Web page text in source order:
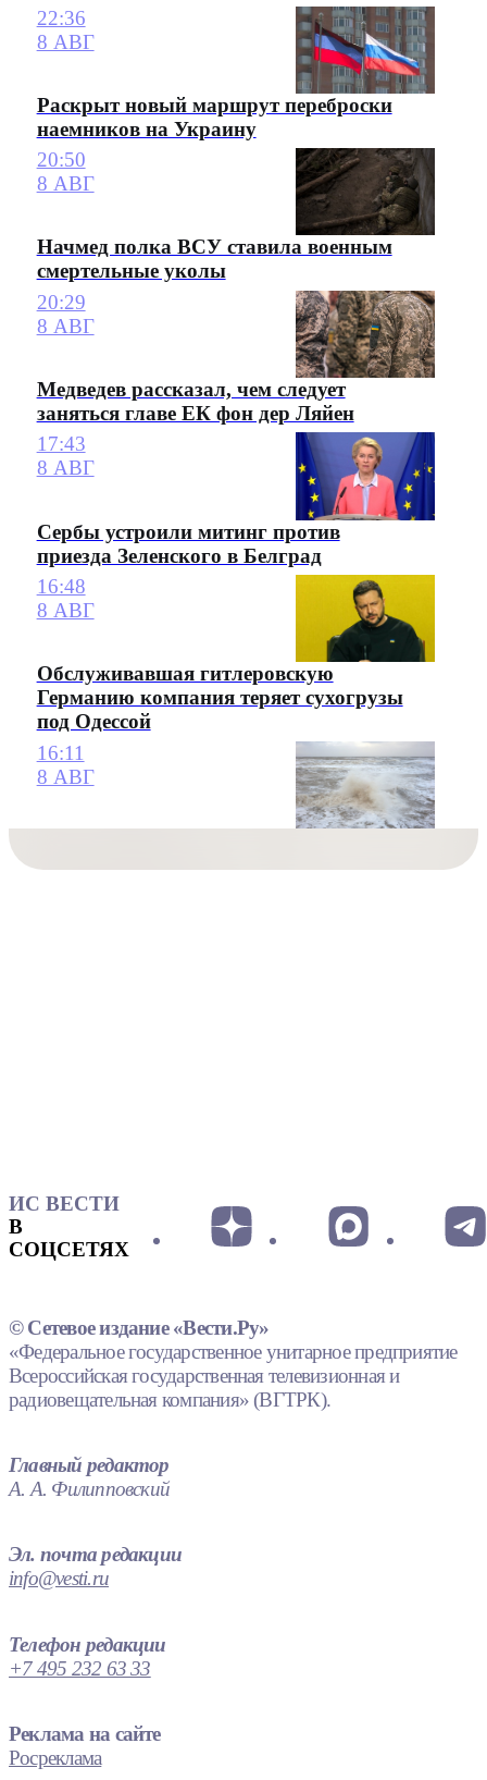
22:36
8 АВГ
Раскрыт новый маршрут переброски
наемников на Украину
20:50
8 АВГ
Начмед полка ВСУ ставила военным
смертельные уколы
20:29
8 АВГ
Медведев рассказал, чем следует
заняться главе ЕК фон дер Ляйен
17:43
8 АВГ
Сербы устроили митинг против
приезда Зеленского в Белград
16:48
8 АВГ
Обслуживавшая гитлеровскую
Германию компания теряет сухогрузы
под Одессой
16:11
8 АВГ
ИС ВЕСТИ
В
СОЦСЕТЯХ
© Сетевое издание «Вести.Ру»
«Федеральное государственное унитарное предприятие
Всероссийская государственная телевизионная и
радиовещательная компания» (ВГТРК).
Главный редактор
А. А. Филипповский
Эл. почта редакции
info@vesti.ru
Телефон редакции
+7 495 232 63 33
Реклама на сайте
Росреклама